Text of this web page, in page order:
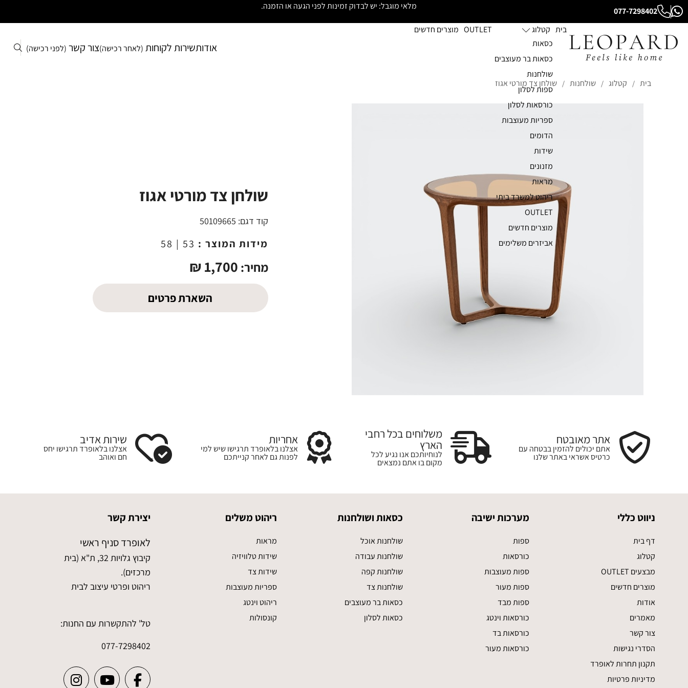
מלאי מוגבל: יש לבדוק זמינות לפני הגעה או הזמנה.
077-7298402
בית קטלוג
כסאות
כסאות בר מעוצבים
שולחנות
ספות לסלון
כורסאות לסלון
ספריות מעוצבות
הדומים
שידות
מזנונים
מראות
ריהוט למשרד ביתי
OUTLET
מוצרים חדשים
אביזרים משלימים
OUTLET מוצרים חדשים
אודותשירות לקוחות (לאחר רכישה)צור קשר (לפני רכישה)
בית / קטלוג / שולחנות / שולחן צד מורטי אגוז
שולחן צד מורטי אגוז
קוד דגם: 50109665
מידות המוצר : 53 | 58
מחיר: 1,700
₪
השארת פרטים
אתר מאובטח
אתם יכולים להזמין בבטחה עם
כרטיס אשראי באתר שלנו
משלוחים בכל רחבי
הארץ
לנוחיותכם אנו נגיע לכל
מקום בו אתם נמצאים
אחריות
אצלנו בלאופרד תרגישו שיש למי
לפנות גם לאחר קנייתכם
שירות אדיב
אצלנו בלאופרד תרגישו יחס
חם ואוהב
ניווט כללי
דף בית
קטלוג
מבצעים OUTLET
מוצרים חדשים
אודות
מאמרים
צור קשר
הסדרי נגישות
תקנון תחרות לאופרד
מדיניות פרטיות
מערכות ישיבה
ספות
כורסאות
ספות מעוצבות
ספות מעור
ספות מבד
כורסאות וינטג
כורסאות בד
כורסאות מעור
כסאות ושולחנות
שולחנות אוכל
שולחנות עבודה
שולחנות קפה
שולחנות צד
כסאות בר מעוצבים
כסאות לסלון
ריהוט משלים
מראות
שידות טלוויזיה
שידות צד
ספריות מעוצבות
ריהוט וינטג
קונסולות
יצירת קשר
לאופרד סניף ראשי
קיבוץ גלויות 32, ת"א (בית
מרכזים).
ריהוט ופרטי עיצוב לבית
טל' להתקשרות עם החנות:
077-7298402